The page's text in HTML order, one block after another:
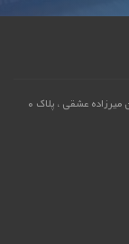
همدان، محله میرزاده عشقی ، کوچه شهید عزیزی ، خیابان میرزاده عشقی ، پلاک 0